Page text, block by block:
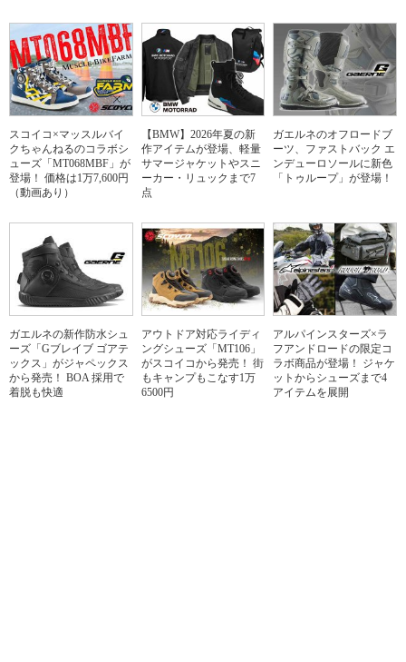
スコイコ×マッスルバイ
クちゃんねるのコラボシ
ューズ「MT068MBF」が
登場！ 価格は1万7,600円
（動画あり）
【BMW】2026年夏の新
作アイテムが登場、軽量
サマージャケットやスニ
ーカー・リュックまで7
点
ガエルネのオフロードブ
ーツ、ファストバック エ
ンデューロソールに新色
「トゥループ」が登場！
ガエルネの新作防水シュ
ーズ「Gブレイブ ゴアテ
ックス」がジャペックス
から発売！ BOA 採用で
着脱も快適
アウトドア対応ライディ
ングシューズ「MT106」
がスコイコから発売！ 街
もキャンプもこなす1万
6500円
アルパインスターズ×ラ
フアンドロードの限定コ
ラボ商品が登場！ ジャケ
ットからシューズまで4
アイテムを展開